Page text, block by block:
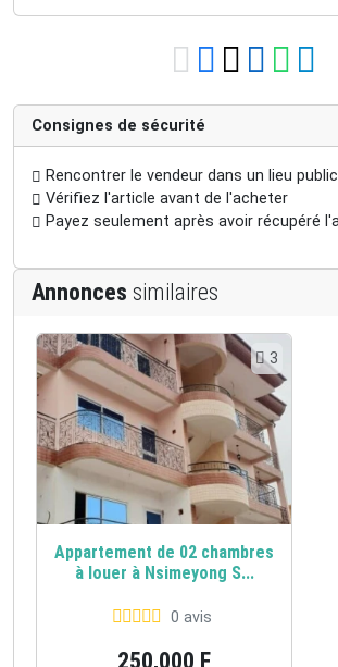
Consignes de sécurité
Rencontrer le vendeur dans un lieu public
Vérifiez l'article avant de l'acheter
Payez seulement après avoir récupéré
Annonces similaires
3
Appartement de 02 chambres
à louer à Nsimeyong S...
0 avis
250,000 F